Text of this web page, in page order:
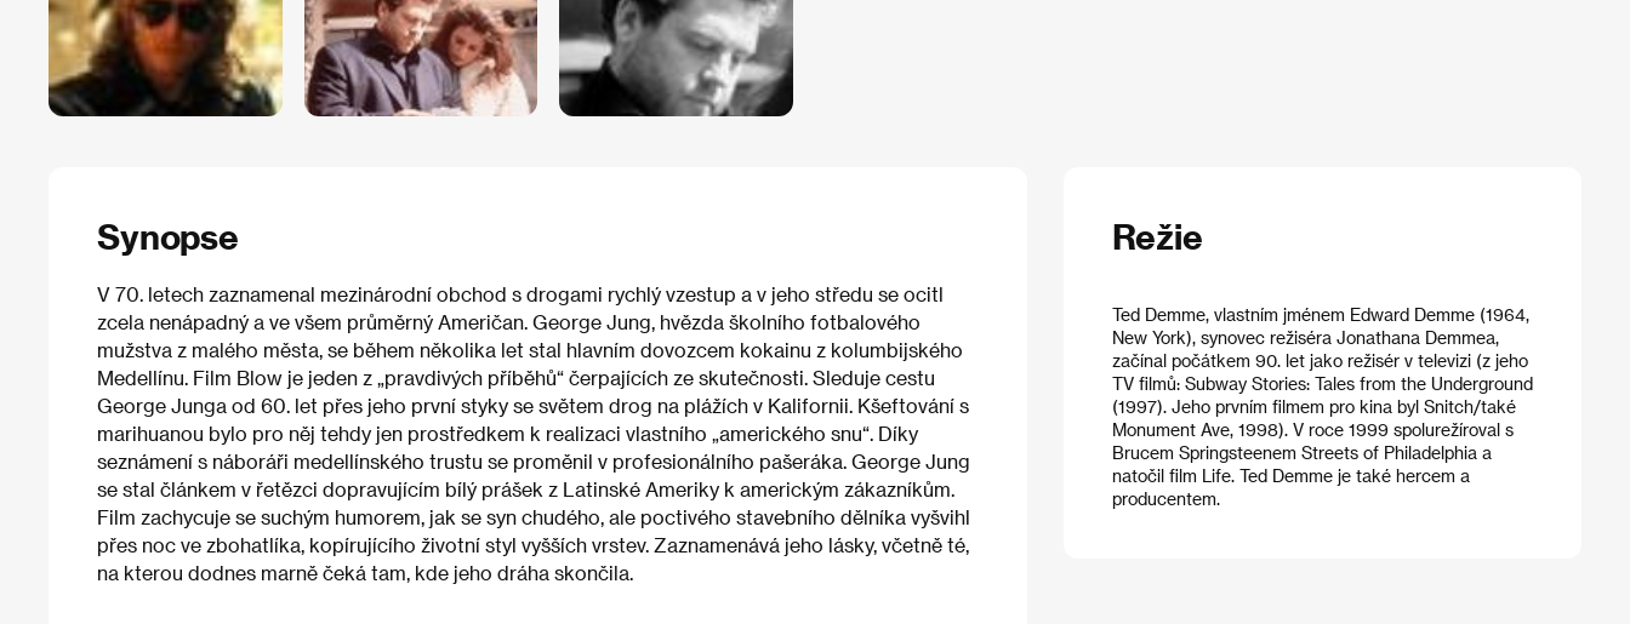
Synopse
V 70. letech zaznamenal mezinárodní obchod s drogami rychlý vzestup a v jeho středu se ocitl
zcela nenápadný a ve všem průměrný Američan. George Jung, hvězda školního fotbalového
mužstva z malého města, se během několika let stal hlavním dovozcem kokainu z kolumbijského
Medellínu. Film Blow je jeden z „pravdivých příběhů“ čerpajících ze skutečnosti. Sleduje cestu
George Junga od 60. let přes jeho první styky se světem drog na plážích v Kalifornii. Kšeftování s
marihuanou bylo pro něj tehdy jen prostředkem k realizaci vlastního „amerického snu“. Díky
seznámení s náboráři medellínského trustu se proměnil v profesionálního pašeráka. George Jung
se stal článkem v řetězci dopravujícím bílý prášek z Latinské Ameriky k americkým zákazníkům.
Film zachycuje se suchým humorem, jak se syn chudého, ale poctivého stavebního dělníka vyšvihl
přes noc ve zbohatlíka, kopírujícího životní styl vyšších vrstev. Zaznamenává jeho lásky, včetně té,
na kterou dodnes marně čeká tam, kde jeho dráha skončila.
Režie
Ted Demme, vlastním jménem Edward Demme (1964,
New York), synovec režiséra Jonathana Demmea,
začínal počátkem 90. let jako režisér v televizi (z jeho
TV filmů: Subway Stories: Tales from the Underground
(1997). Jeho prvním filmem pro kina byl Snitch/také
Monument Ave, 1998). V roce 1999 spolurežíroval s
Brucem Springsteenem Streets of Philadelphia a
natočil film Life. Ted Demme je také hercem a
producentem.